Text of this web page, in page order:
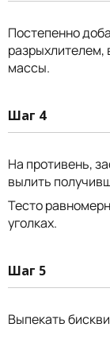
Постепенно
разрыхлителем,
массы.
Шаг 4
На противень,
вылить
Тесто
уголках.
Шаг 5
Выпекать